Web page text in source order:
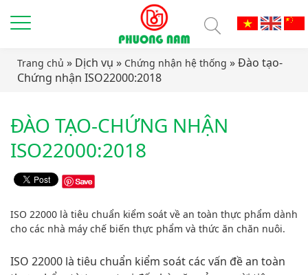
Trang chủ » Dịch vụ » Chứng nhận hệ thống » Đào tạo-
Chứng nhận ISO22000:2018
ĐÀO TẠO-CHỨNG NHẬN
ISO22000:2018
ISO 22000 là tiêu chuẩn kiểm soát về an toàn thực phẩm dành
cho các nhà máy chế biến thực phẩm và thức ăn chăn nuôi.
ISO 22000 là tiêu chuẩn kiểm soát các vấn đề an toàn